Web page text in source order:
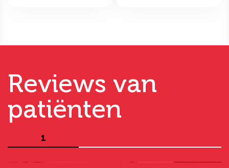
Reviews van
patiënten
1